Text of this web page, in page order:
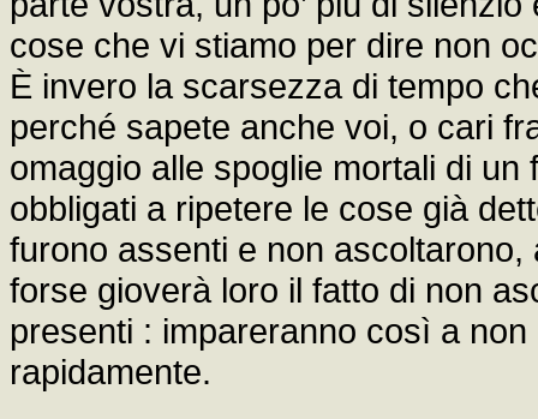
cose che vi stiamo per dire non
È invero la scarsezza di tempo
perché sapete anche voi, o cari
omaggio alle spoglie mortali di
obbligati a ripetere le cose già
furono assenti e non
forse gioverà loro il fatto di non
presenti : impareranno così a
rapidamente.